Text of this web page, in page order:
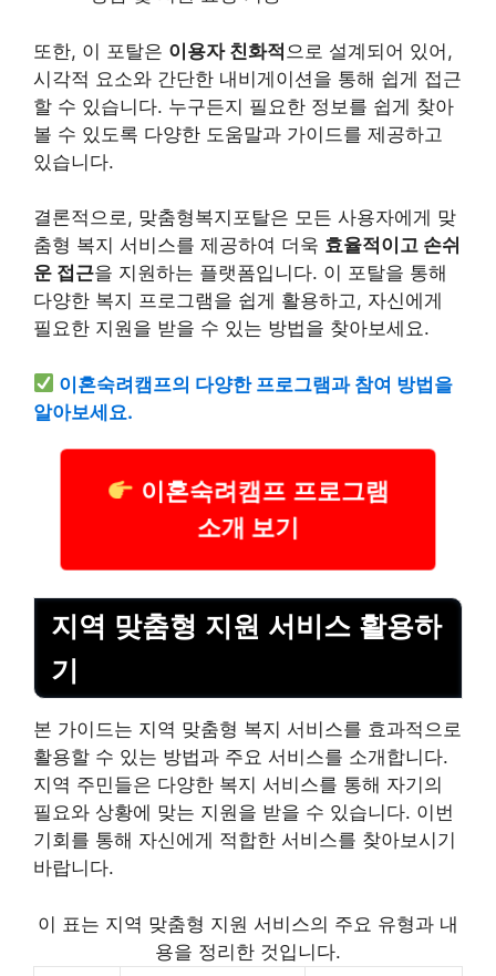
또한, 이 포탈은 이용자 친화적 으로 설계되어 있어,
시각적 요소와 간단한 내비게이션을 통해 쉽게 접근
할 수 있습니다. 누구든지 필요한 정보를 쉽게 찾아
볼 수 있도록 다양한 도움말과 가이드를 제공하고
있습니다.
결론적으로, 맞춤형복지포탈은 모든 사용자에게 맞
춤형 복지 서비스를 제공하여 더욱 효율적이고 손쉬
운 접근을 지원하는 플랫폼입니다. 이 포탈을 통해
다양한 복지 프로그램을 쉽게 활용하고, 자신에게
필요한 지원을 받을 수 있는 방법을 찾아보세요.
이혼숙려캠프의 다양한 프로그램과 참여 방법을
알아보세요.
이혼숙려캠프 프로그램
소개 보기
지역 맞춤형 지원 서비스 활용하
기
본 가이드는 지역 맞춤형 복지 서비스를 효과적으로
활용할 수 있는 방법과 주요 서비스를 소개합니다.
지역 주민들은 다양한 복지 서비스를 통해 자기의
필요와 상황에 맞는 지원을 받을 수 있습니다. 이번
기회를 통해 자신에게 적합한 서비스를 찾아보시기
바랍니다.
이 표는 지역 맞춤형 지원 서비스의 주요 유형과 내
용을 정리한 것입니다.